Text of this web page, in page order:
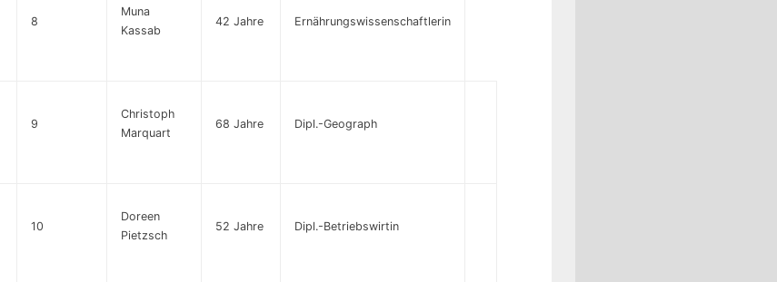
8
Muna
Kassab
42 Jahre Ernährungswissenschaftlerin
9
Christoph
Marquart
68 Jahre Dipl.-Geograph
10
Doreen
Pietzsch
52 Jahre Dipl.-Betriebswirtin